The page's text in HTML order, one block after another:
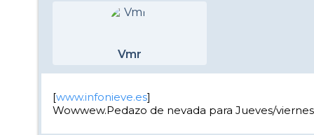
Vmr
[www.infonieve.es]
Wowwew.Pedazo de nevada para Jueves/